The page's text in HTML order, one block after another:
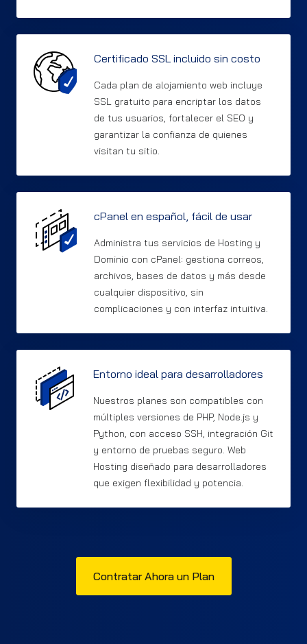
Certificado SSL incluido sin costo
Cada plan de alojamiento web incluye
SSL gratuito para encriptar los datos
de tus usuarios, fortalecer el SEO y
garantizar la confianza de quienes
visitan tu sitio.
cPanel en español, fácil de usar
Administra tus servicios de Hosting y
Dominio con cPanel: gestiona correos,
archivos, bases de datos y más desde
cualquier dispositivo, sin
complicaciones y con interfaz intuitiva.
Entorno ideal para desarrolladores
Nuestros planes son compatibles con
múltiples versiones de PHP, Node.js y
Python, con acceso SSH, integración Git
y entorno de pruebas seguro. Web
Hosting diseñado para desarrolladores
que exigen flexibilidad y potencia.
Contratar Ahora un Plan